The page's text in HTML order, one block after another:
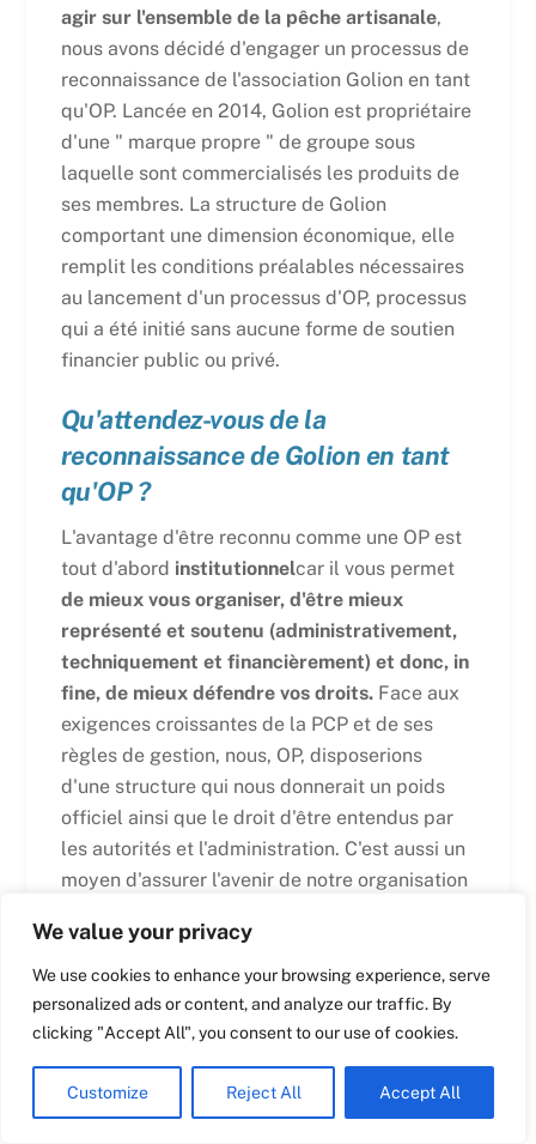
We value your privacy
We use cookies to enhance your browsing experience, serve
personalized ads or content, and analyze our traffic. By
clicking "Accept All", you consent to our use of cookies.
Customize Reject All Accept All
agir sur l'ensemble de la pêche artisanale,
nous avons décidé d'engager un processus de
reconnaissance de l'association Golion en tant
qu'OP. Lancée en 2014, Golion est propriétaire
d'une " marque propre " de groupe sous
laquelle sont commercialisés les produits de
ses membres. La structure de Golion
comportant une dimension économique, elle
remplit les conditions préalables nécessaires
au lancement d'un processus d'OP, processus
qui a été initié sans aucune forme de soutien
financier public ou privé.
Qu'attendez-vous de la
reconnaissance de Golion en tant
qu'OP ?
L'avantage d'être reconnu comme une OP est
tout d'abord institutionnelcar il vous permet
de mieux vous organiser, d'être mieux
représenté et soutenu (administrativement,
techniquement et financièrement) et donc, in
fine, de mieux défendre vos droits. Face aux
exigences croissantes de la PCP et de ses
règles de gestion, nous, OP, disposerions
d'une structure qui nous donnerait un poids
officiel ainsi que le droit d'être entendus par
les autorités et l'administration. C'est aussi un
moyen d'assurer l'avenir de notre organisation
La pêche artisanale va devoir faire face à des
pressions croissantes sur ses zones de pêche,
notamment en raison des conditions imposées
(West Med) et des implications pour les
chalutiers,[3]entraînant notamment un
English
Croatian
Dutch
Italian
Romanian
Spanish
Maltese